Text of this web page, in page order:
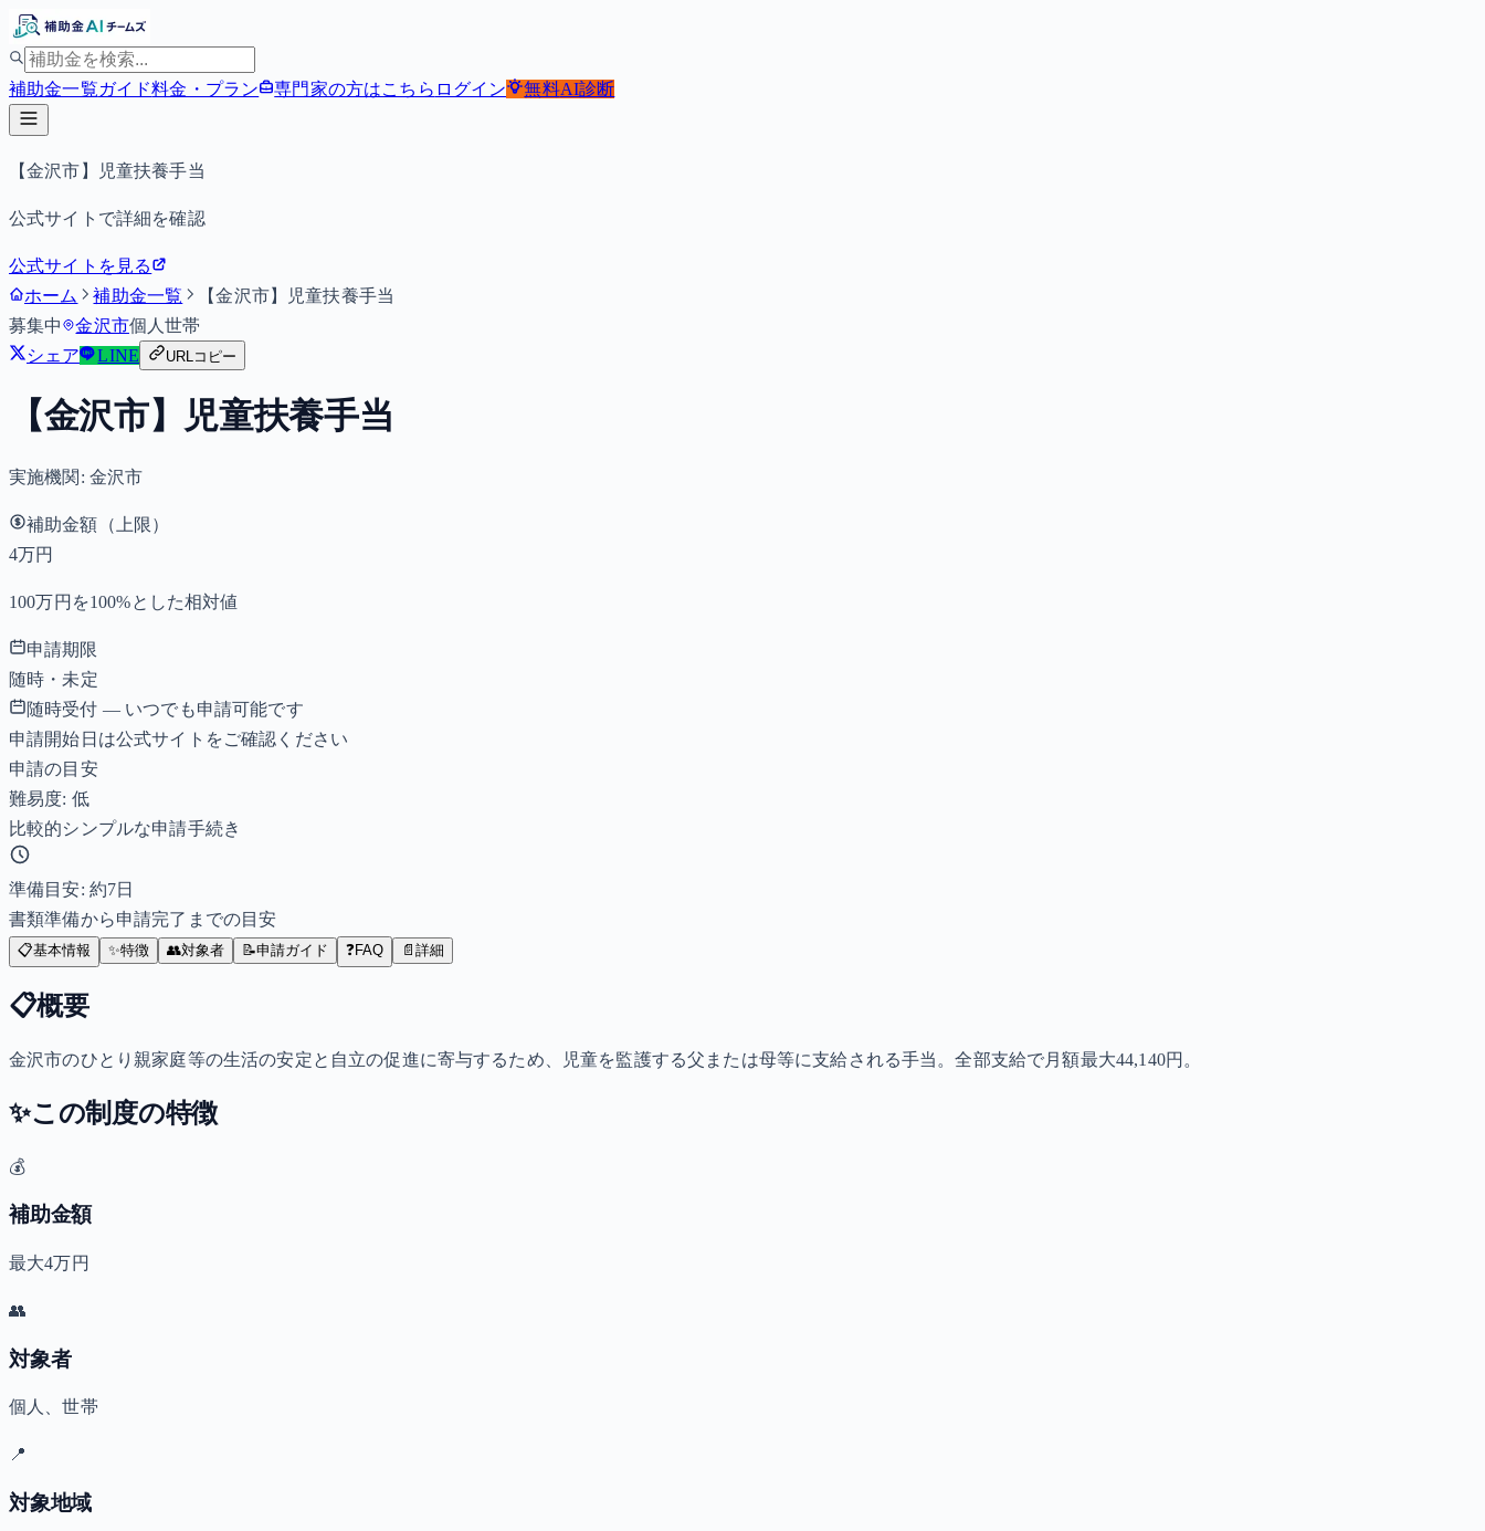
補助金一覧ガイド料金・プラン 専門家の方はこちら ログイン 無料AI診断
【金沢市】児童扶養手当
公式サイトで詳細を確認
公式サイトを見る
ホーム
補助金一覧
【金沢市】児童扶養手当
募集中
金沢市個人世帯
シェア
LINE URLコピー
【金沢市】児童扶養手当
実施機関: 金沢市
補助金額（上限）
4万円
100万円を100%とした相対値
申請期限
随時・未定
随時受付 — いつでも申請可能です
申請開始日は公式サイトをご確認ください
申請の目安
難易度: 低
比較的シンプルな申請手続き
準備目安: 約7日
書類準備から申請完了までの目安
📋基本情報 ✨特徴 👥対象者 📝申請ガイド ❓FAQ 📄 詳細
📋概要
金沢市のひとり親家庭等の生活の安定と自立の促進に寄与するため、児童を監護する父または母等に支給される手当。全部支給で月額最大44,140円。
✨この制度の特徴
💰
補助金額
最大4万円
👥
対象者
個人、世帯
📍
対象地域